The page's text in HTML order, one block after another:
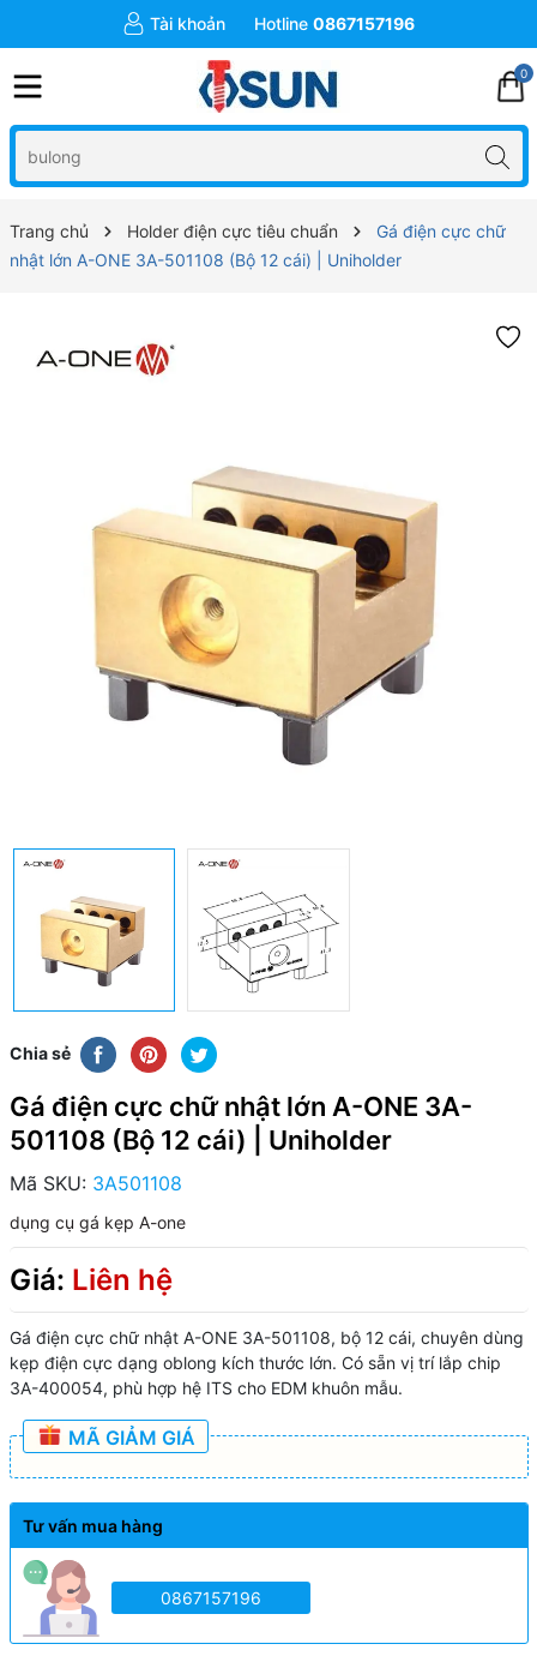
Tài khoản Hotline 0867157196
0
Trang chủ Holder điện cực tiêu chuẩn
Gá điện cực chữ
nhật lớn A-ONE 3A-501108 (Bộ 12 cái) | Uniholder
Chia sẻ
Gá điện cực chữ nhật lớn A-ONE 3A-
501108 (Bộ 12 cái) | Uniholder
Mã SKU: 3A501108
dụng cụ gá kẹp A-one
Giá: Liên hệ
Gá điện cực chữ nhật A-ONE 3A-501108, bộ 12 cái, chuyên dùng
kẹp điện cực dạng oblong kích thước lớn. Có sẵn vị trí lắp chip
3A-400054, phù hợp hệ ITS cho EDM khuôn mẫu.
MÃ GIẢM GIÁ
Tư vấn mua hàng
0867157196